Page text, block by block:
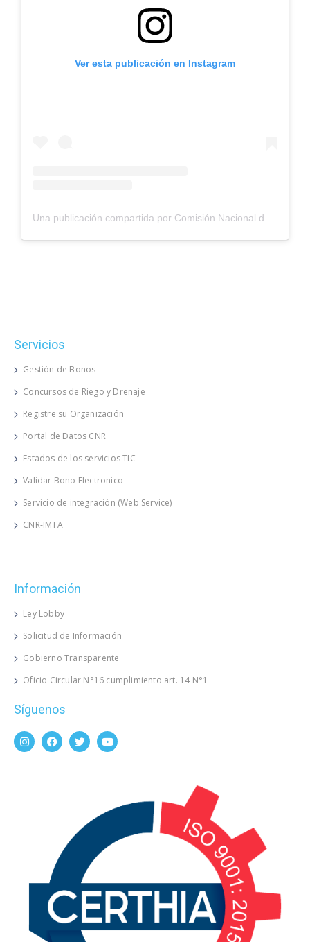
Ver esta publicación en Instagram
Una publicación compartida por Comisión Nacional de Riego (@cnrchile)
Servicios
Gestión de Bonos
Concursos de Riego y Drenaje
Registre su Organización
Portal de Datos CNR
Estados de los servicios TIC
Validar Bono Electronico
Servicio de integración (Web Service)
CNR-IMTA
Información
Ley Lobby
Solicitud de Información
Gobierno Transparente
Oficio Circular N°16 cumplimiento art. 14 N°1
Síguenos